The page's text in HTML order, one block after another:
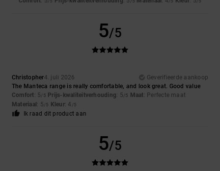
5/5
Christopher4. juli 2026
Geverifieerde aankoop
The Manteca range is really comfortable, and look great. Good value
Comfort: 5/5 Prijs-kwaliteitverhouding: 5/5 Maat: Perfecte maat
Materiaal : 5/5 Kleur: 4 /5
Ik raad dit product aan
5/5